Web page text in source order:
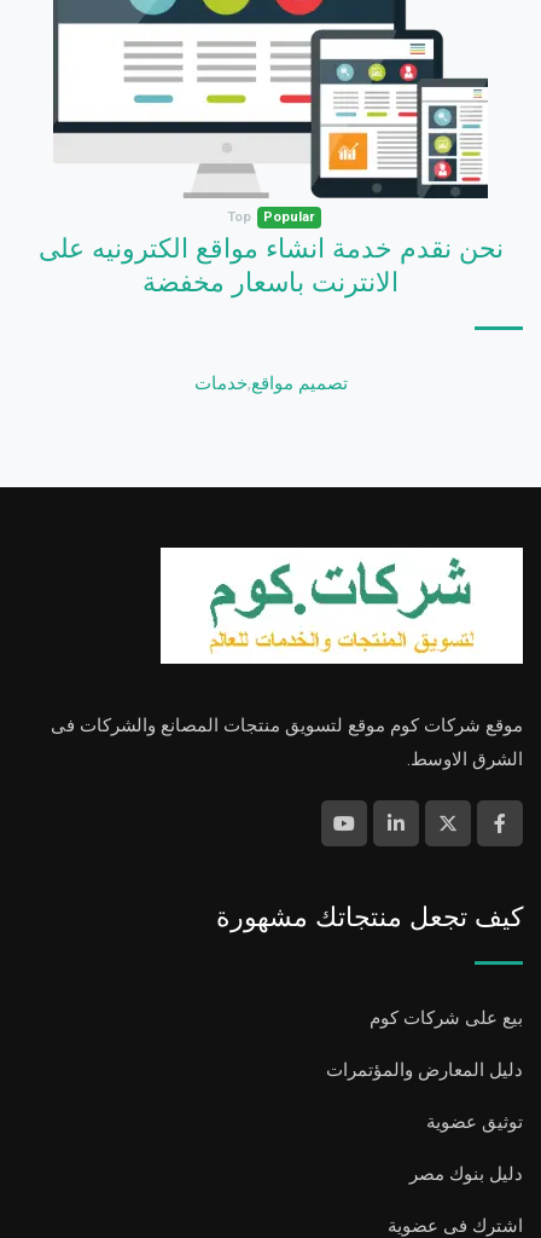
Popular
Top
نحن نقدم خدمة انشاء مواقع الكترونيه على
الانترنت باسعار مخفضة
تصميم مواقع,خدمات
موقع شركات كوم موقع لتسويق منتجات المصانع والشركات فى
الشرق الاوسط.
كيف تجعل منتجاتك مشهورة
بيع على شركات كوم
دليل المعارض والمؤتمرات
توثيق عضوية
دليل بنوك مصر
اشترك فى عضوية